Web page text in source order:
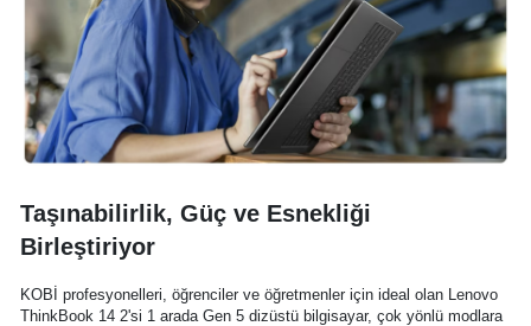
Taşınabilirlik, Güç ve Esnekliği
Birleştiriyor
KOBİ profesyonelleri, öğrenciler ve öğretmenler için ideal olan Lenovo
ThinkBook 14 2'si 1 arada Gen 5 dizüstü bilgisayar, çok yönlü modlara